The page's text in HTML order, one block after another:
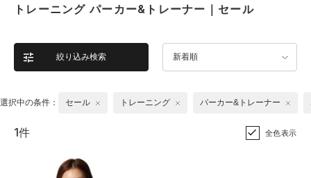
トレーニング パーカー&トレーナー｜セール
絞り込み検索 新着順
選択中の条件： セール トレーニング パーカー&トレーナー
1件 全色表示